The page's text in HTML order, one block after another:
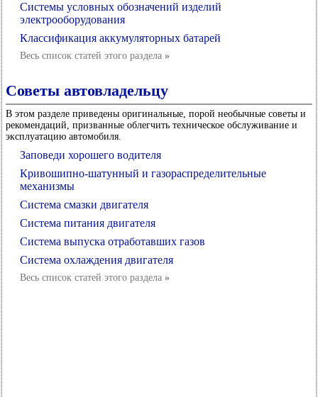
Системы условных обозначений изделий
электрооборудования
Классификация аккумуляторных батарей
Весь список статей этого раздела »
Советы автовладельцу
В этом разделе приведены оригинальные, порой необычные советы и
рекомендаций, призванные облегчить техническое обслуживание и
эксплуатацию автомобиля.
Заповеди хорошего водителя
Кривошипно-шатунный и газораспределительные
механизмы
Система смазки двигателя
Система питания двигателя
Система выпуска отработавших газов
Система охлаждения двигателя
Весь список статей этого раздела »